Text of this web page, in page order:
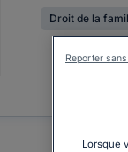
Droit de la
Lorsque
Reporter